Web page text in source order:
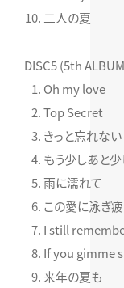
二人の夏
DISC5 (5th ALBUM
Oh my love
Top Secret
きっと忘れない
もう少しあと
雨に濡れて
この愛に泳ぎ
I still
If you gimme
来年の夏も